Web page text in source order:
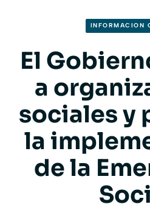
INFORMACION
El
a
sociales y
la
de la